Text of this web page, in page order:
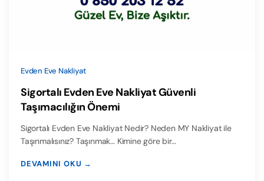
Evden Eve Nakliyat
Sigortalı Evden Eve Nakliyat Güvenli
Taşımacılığın Önemi
Sigortalı Evden Eve Nakliyat Nedir? Neden MY Nakliyat ile
Taşınmalısınız? Taşınmak… Kimine göre bir…
DEVAMINI OKU →